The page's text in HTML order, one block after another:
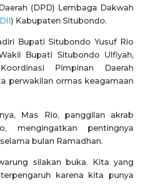
(DPD) Lembaga Dakwah
) Kabupaten Situbondo.
Bupati Situbondo Yusuf Rio
Bupati Situbondo Ulfiyah,
Pimpinan Daerah
perwakilan ormas keagamaan
Mas Rio, panggilan akrab
mengingatkan pentingnya
bulan Ramadhan.
silakan buka. Kita yang
karena kita punya